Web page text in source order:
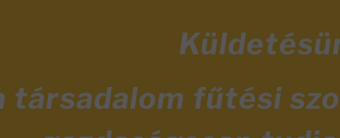
társadalom fűtési